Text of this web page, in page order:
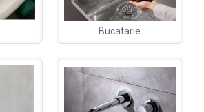
Bucatarie